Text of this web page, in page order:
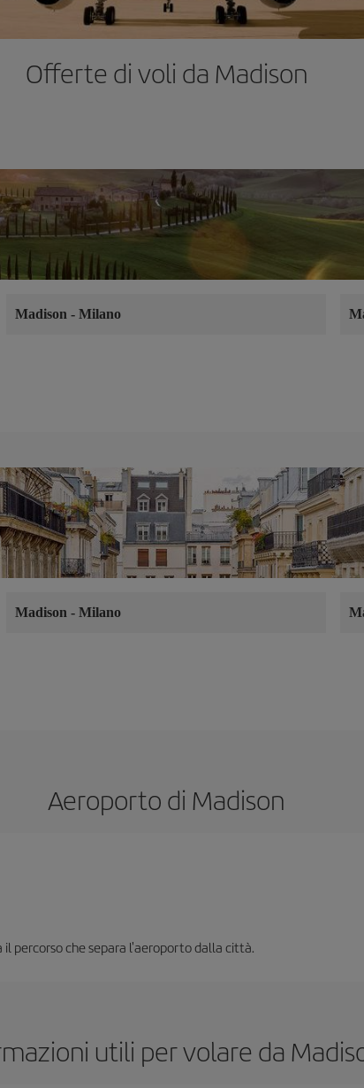
Offerte di voli da Madison
Madison - Milano
Madison - Milano
Aeroporto di Madison
percorso che separa l'aeroporto dalla città.
utili per volare da